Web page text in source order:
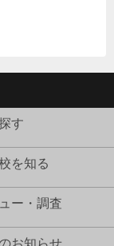
す
を知る
ー・調査